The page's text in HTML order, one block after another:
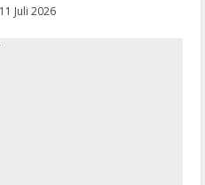
11 Juli 2026